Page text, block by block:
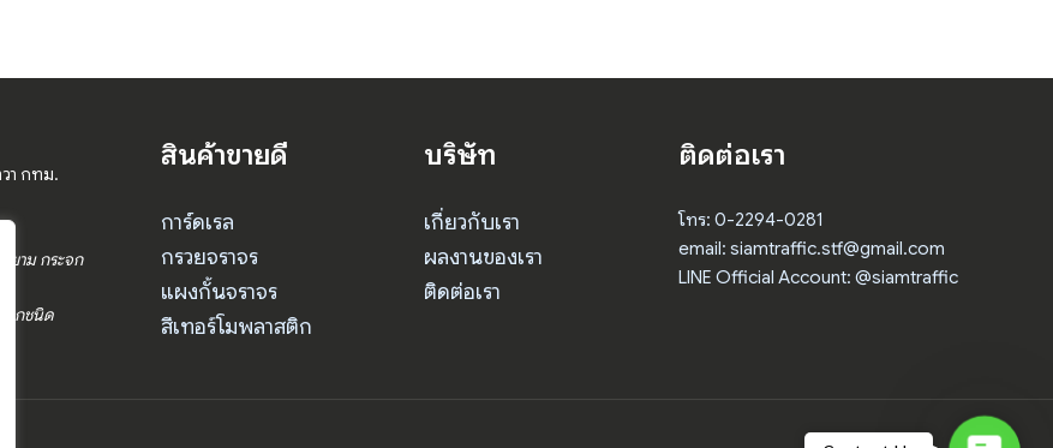
า กทม.
ยาม กระจก
ทุกชนิด
สินค้าขายดี
การ์ดเรล
กรวยจราจร
แผงกั้นจราจร
สีเทอร์โมพลาสติก
บริษัท
เกี่ยวกับเรา
ผลงานของเรา
ติดต่อเรา
ติดต่อเรา
โทร: 0-2294-0281
email: siamtraffic.stf@gmail.com
LINE Official Account: @siamtraffic